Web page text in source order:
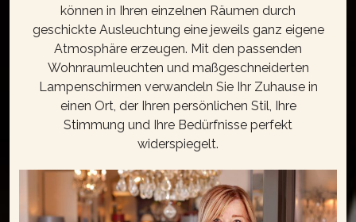
können in Ihren einzelnen Räumen durch
geschickte Ausleuchtung eine jeweils ganz eigene
Atmosphäre erzeugen. Mit den passenden
Wohnraumleuchten und maßgeschneiderten
Lampenschirmen verwandeln Sie Ihr Zuhause in
einen Ort, der Ihren persönlichen Stil, Ihre
Stimmung und Ihre Bedürfnisse perfekt
widerspiegelt.